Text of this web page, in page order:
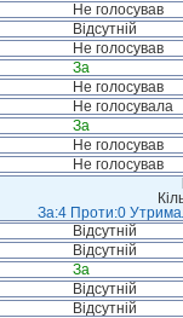
Не голосував
Відсутній
Не голосував
За
Не голосував
Не голосувала
За
Не голосував
Не голосував
За:4 Проти:0
Відсутній
Відсутній
За
Відсутній
Відсутній